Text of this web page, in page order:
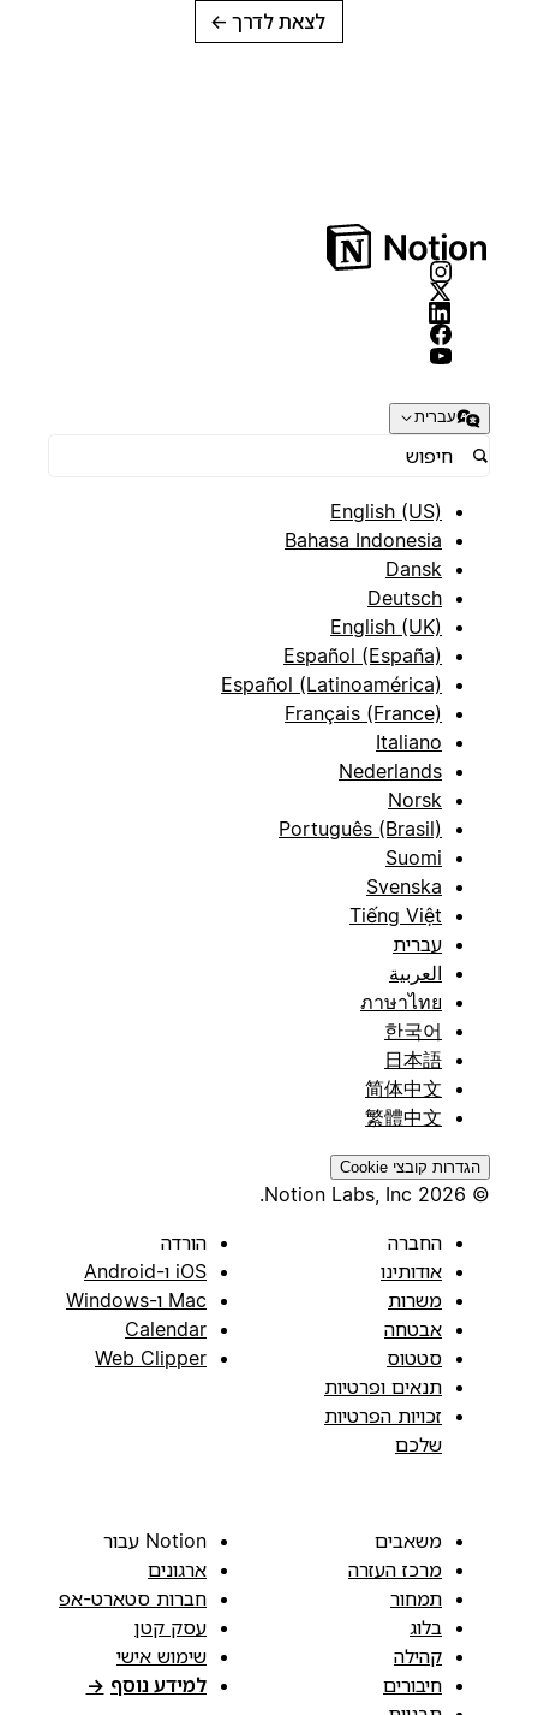
לצאת לדרך→
עברית
English (US)
Bahasa Indonesia
Dansk
Deutsch
English (UK)
Español (España)
Español (Latinoamérica)
Français (France)
Italiano
Nederlands
Norsk
Português (Brasil)
Suomi
Svenska
Tiếng Việt
עברית
العربية
ภาษาไทย
한국어
日本語
简体中文
繁體中文
הגדרות קובצי Cookie
החברה
אודותינו
משרות
אבטחה
סטטוס
תנאים ופרטיות
זכויות הפרטיות
שלכם
הורדה
iOS ו-Android
Mac ו-Windows
Calendar
Web Clipper
משאבים
מרכז העזרה
תמחור
בלוג
קהילה
חיבורים
Notion עבור
ארגונים
חברות סטארט-אפ
עסק קטן
שימוש אישי
למידע נוסף →